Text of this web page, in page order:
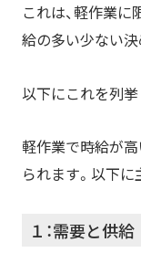
これは、軽作業
給の多い少ない
以下にこれを列挙
軽作業で時給が
られます。以下
１：需要と供給